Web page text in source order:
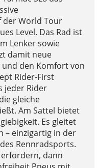
der World Tour
Level. Das Rad ist
Lenker sowie
damit neue
den Komfort von
Rider-First
jeder Rider
gleiche
Am Sattel bietet
Es gleitet
– einzigartig in der
Rennradsports.
dann